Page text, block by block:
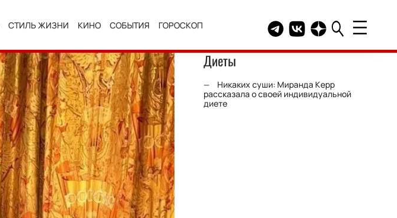
СТИЛЬ ЖИЗНИ КИНО СОБЫТИЯ ГОРОСКОП Telegram канал HELLO
Группа HELLO
Канал HELLO в
Диеты
Никаких суши: Миранда Керр
рассказала о своей индивидуальной
диете